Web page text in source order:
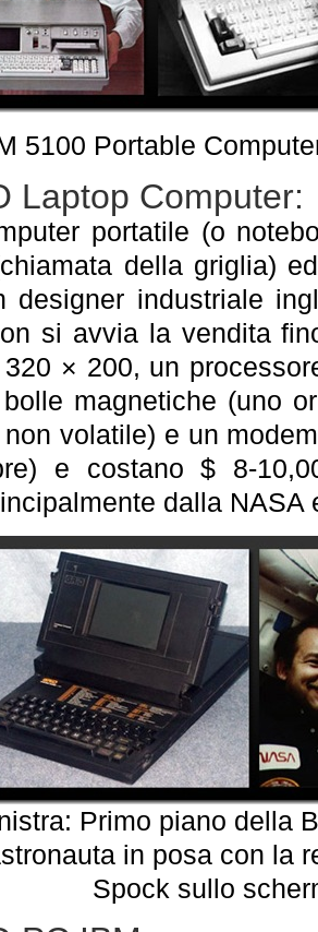
5100 Portable
Laptop Computer:
portatile (o
della griglia)
designer industriale
si avvia la vendita
× 200, un
magnetiche (uno
volatile) e un
e costano $ 8-
dalla NASA
Primo piano della
in posa con la
Spock sullo